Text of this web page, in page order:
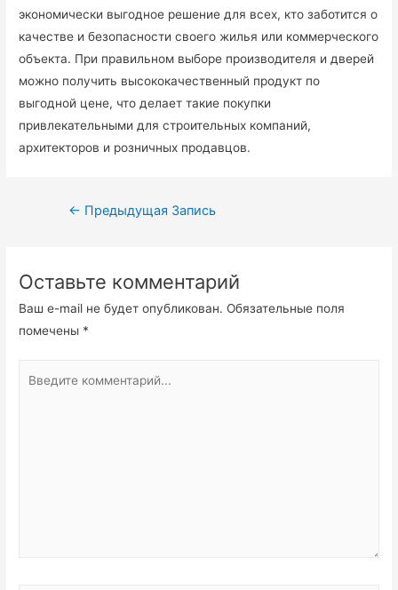
экономически выгодное решение для всех, кто заботится о
качестве и безопасности своего жилья или коммерческого
объекта. При правильном выборе производителя и дверей
можно получить высококачественный продукт по
выгодной цене, что делает такие покупки
привлекательными для строительных компаний,
архитекторов и розничных продавцов.
Навигация
← Предыдущая Запись
Оставьте комментарий
Ваш e-mail не будет опубликован. Обязательные поля
помечены *